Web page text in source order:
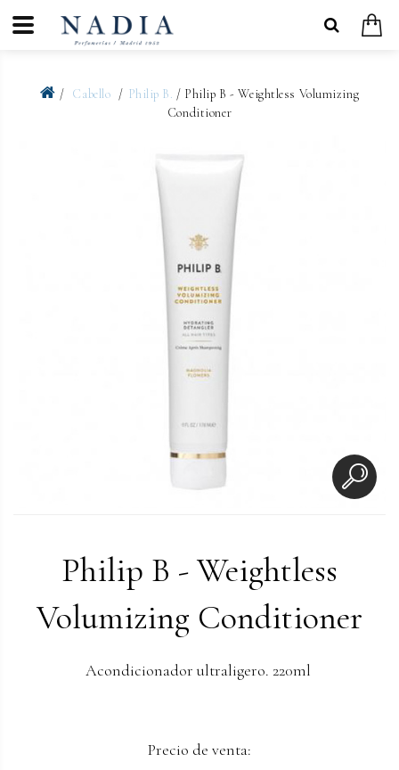
Cabello Philip B. / Philip B - Weightless Volumizing
Conditioner
Philip B - Weightless
Volumizing Conditioner
Acondicionador ultraligero. 220ml
Precio de venta: